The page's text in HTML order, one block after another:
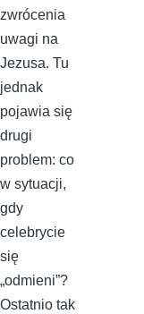
zwrócenia
uwagi na
Jezusa. Tu
jednak
pojawia się
drugi
problem: co
w sytuacji,
gdy
celebrycie
się
„odmieni”?
Ostatnio tak